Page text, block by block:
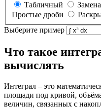
Табличный
Простые дроби
Выберите пример
Что такое
вычислять
Интеграл – это
площади под кривой,
величин, связанных с